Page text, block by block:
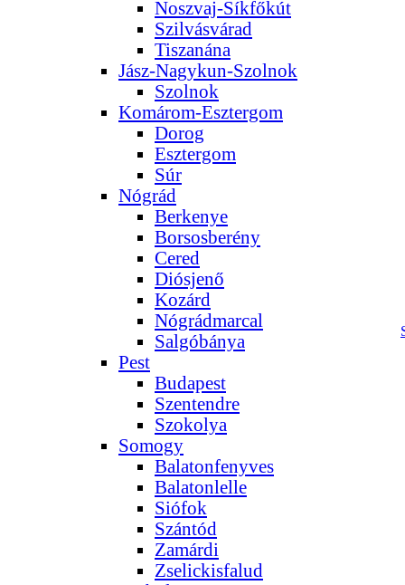
Noszvaj-Síkfőkút
Szilvásvárad
Tiszanána
Jász-Nagykun-Szolnok
Szolnok
Komárom-Esztergom
Dorog
Esztergom
Súr
Nógrád
Berkenye
Borsosberény
Cered
Diósjenő
Kozárd
Nógrádmarcal
Salgóbánya
Pest
Budapest
Szentendre
Szokolya
Somogy
Balatonfenyves
Balatonlelle
Siófok
Szántód
Zamárdi
Zselickisfalud